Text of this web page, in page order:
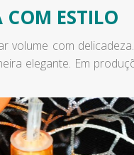
COM ESTILO
volume com
elegante. Em